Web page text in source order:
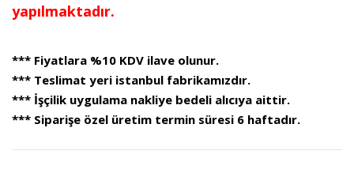
yapılmaktadır.
*** Fiyatlara %10 KDV ilave olunur.
*** Teslimat yeri istanbul fabrikamızdır.
*** İşçilik uygulama nakliye bedeli alıcıya aittir.
*** Siparişe özel üretim termin süresi 6 haftadır.